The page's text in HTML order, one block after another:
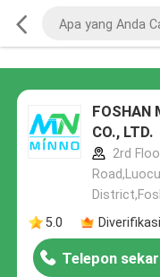
FOSHAN
CO., LTD.
2rd
5.0
Telepon